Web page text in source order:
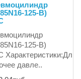
125-B)
125-B)
давле..